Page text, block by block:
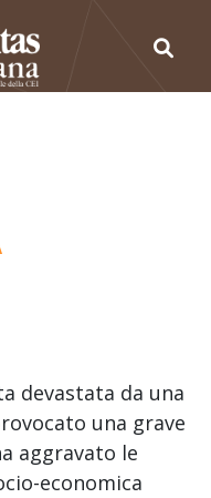
devastata da una
una grave
aggravato le
economica